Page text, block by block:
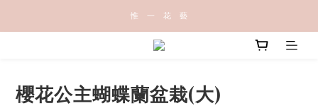
惟   一   花   藝
櫻花公主蝴蝶蘭盆栽(大)